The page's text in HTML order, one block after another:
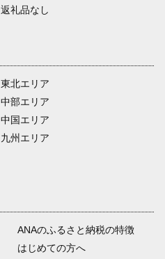
返礼品なし
東北エリア
中部エリア
中国エリア
九州エリア
ANAのふるさと納税の特徴
はじめての方へ